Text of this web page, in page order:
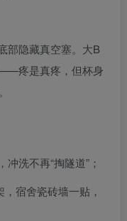
部隐藏真空塞。大B
疼是真疼，但杯身
洗不再“掏隧道”；
宿舍瓷砖墙一贴，